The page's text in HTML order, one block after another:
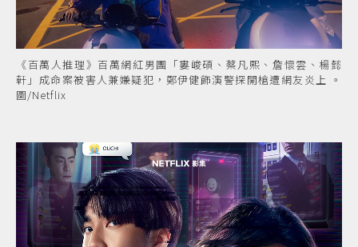
《百萬人推理》百萬網紅男團「婁峻碩、蔡凡熙、詹懷雲、楊懿
軒」成命案被害人兼嫌疑犯，鄭伊健飾演警探開槍遭網友炎上 。
圖/Netflix